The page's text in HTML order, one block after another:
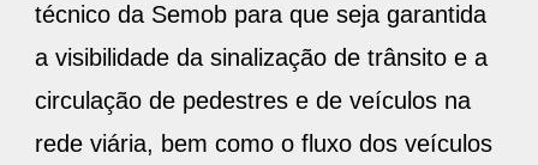
técnico da Semob para que seja garantida
a visibilidade da sinalização de trânsito e a
circulação de pedestres e de veículos na
rede viária, bem como o fluxo dos veículos